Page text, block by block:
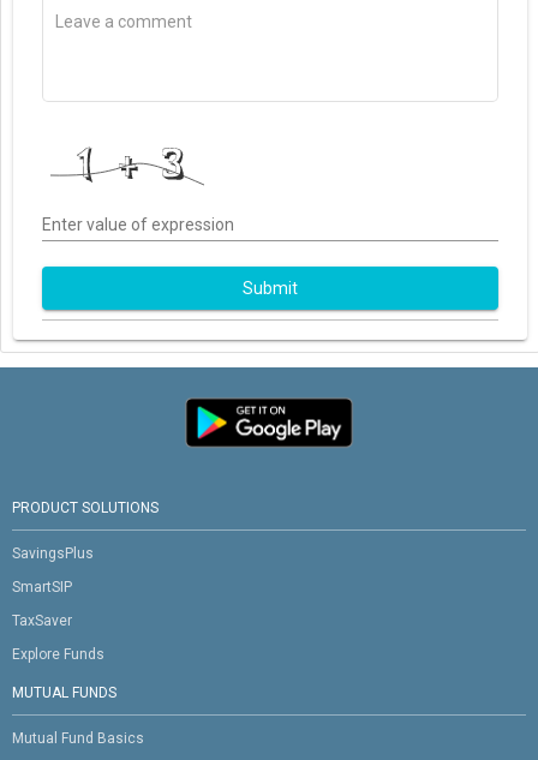
Enter value of expression
Submit
PRODUCT SOLUTIONS
SavingsPlus
SmartSIP
TaxSaver
Explore Funds
MUTUAL FUNDS
Mutual Fund Basics